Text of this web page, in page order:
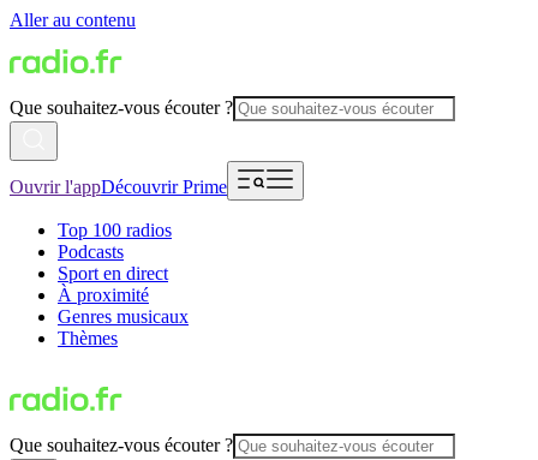
Aller au contenu
Que souhaitez-vous écouter ?
Ouvrir l'appDécouvrir Prime
Top 100 radios
Podcasts
Sport en direct
À proximité
Genres musicaux
Thèmes
Que souhaitez-vous écouter ?